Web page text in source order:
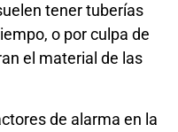
tener tuberías
o por culpa de
el material de las
de alarma en la